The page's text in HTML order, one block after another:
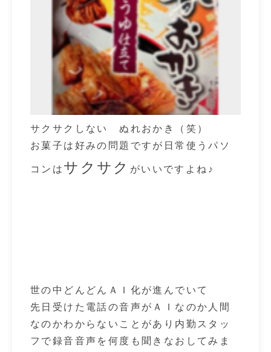
サクサクしない ぬれおかき（笑）
お菓子は好みの問題ですが日常使うパソ
コンは サクサク がいいですよね♪
世の中どんどんＡＩ化が進んでいて
先日受けた電話の音声がＡＩなのか人間
なのかわからないことがあり内勤スタッ
フで録音音声を何度も聞きなおしてみま